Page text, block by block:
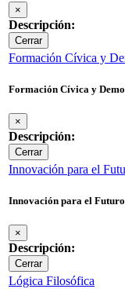
×
Descripción:
Cerrar
Formación Cívica y
Formación Cívica y
×
Descripción:
Cerrar
Innovación para el
Innovación para el
×
Descripción:
Cerrar
Lógica Filosófica